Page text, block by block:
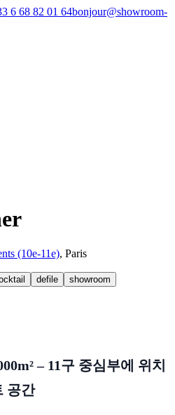
6 68 82 01 64bonjour@showroom-
(10e-11e), Paris
defile
showroom
– 11구 중심부에 위치
공간